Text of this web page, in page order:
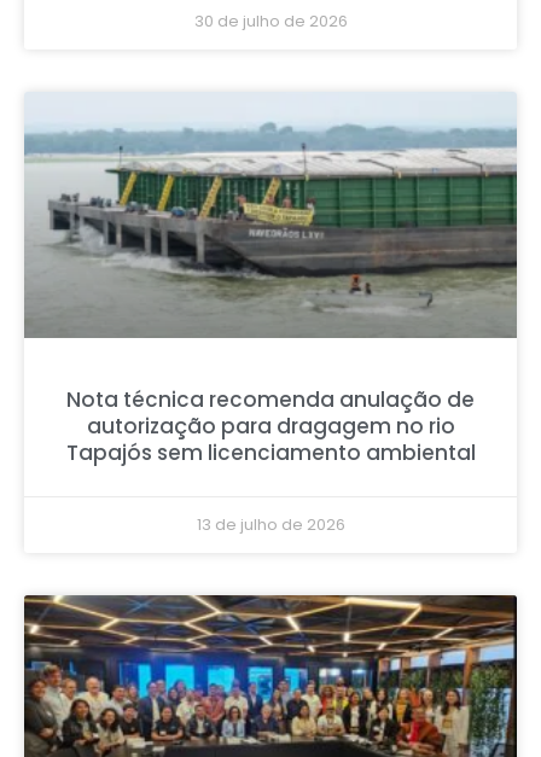
30 de julho de 2026
Nota técnica recomenda anulação de
autorização para dragagem no rio
Tapajós sem licenciamento ambiental
13 de julho de 2026